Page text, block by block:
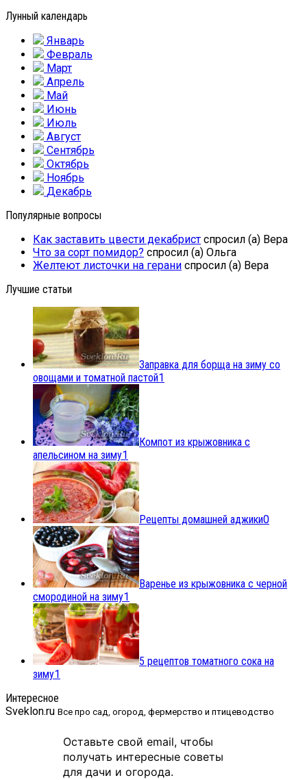
Лунный календарь
Январь
Февраль
Март
Апрель
Май
Июнь
Июль
Август
Сентябрь
Октябрь
Ноябрь
Декабрь
Популярные вопросы
Как заставить цвести декабрист спросил (а) Вера
Что за сорт помидор? спросил (а) Ольга
Желтеют листочки на герани спросил (а) Вера
Лучшие статьи
Заправка для борща на зиму со
овощами и томатной пастой1
Компот из крыжовника с
апельсином на зиму1
Рецепты домашней аджики0
Варенье из крыжовника с черной
смородиной на зиму1
5 рецептов томатного сока на
зиму1
Интересное
Sveklon.ru Все про сад, огород, фермерство и птицеводство
Оставьте свой email, чтобы
получать интересные советы
для дачи и огорода.